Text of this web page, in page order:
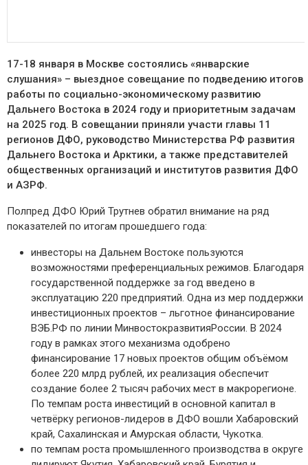
17-18 января в Москве состоялись «январские
слушания» – выездное совещание по подведению итогов
работы по социально-экономическому развитию
Дальнего Востока в 2024 году и приоритетным задачам
на 2025 год. В совещании приняли участи главы 11
регионов ДФО, руководство Министерства РФ развития
Дальнего Востока и Арктики, а также представителей
общественных организаций и институтов развития ДФО
и АЗРФ.
Полпред ДФО Юрий Трутнев обратил внимание на ряд
показателей по итогам прошедшего года:
инвесторы на Дальнем Востоке пользуются
возможностями преференциальных режимов. Благодаря
государственной поддержке за год введено в
эксплуатацию 220 предприятий. Одна из мер поддержки
инвестиционных проектов – льготное финансирование
ВЭБ.РФ по линии МинвостокразвитияРоссии. В 2024
году в рамках этого механизма одобрено
финансирование 17 новых проектов общим объёмом
более 220 млрд рублей, их реализация обеспечит
создание более 2 тысяч рабочих мест в макрорегионе.
По темпам роста инвестиций в основной капитал в
четвёрку регионов-лидеров в ДФО вошли Хабаровский
край, Сахалинская и Амурская области, Чукотка.
по темпам роста промышленного производства в округе